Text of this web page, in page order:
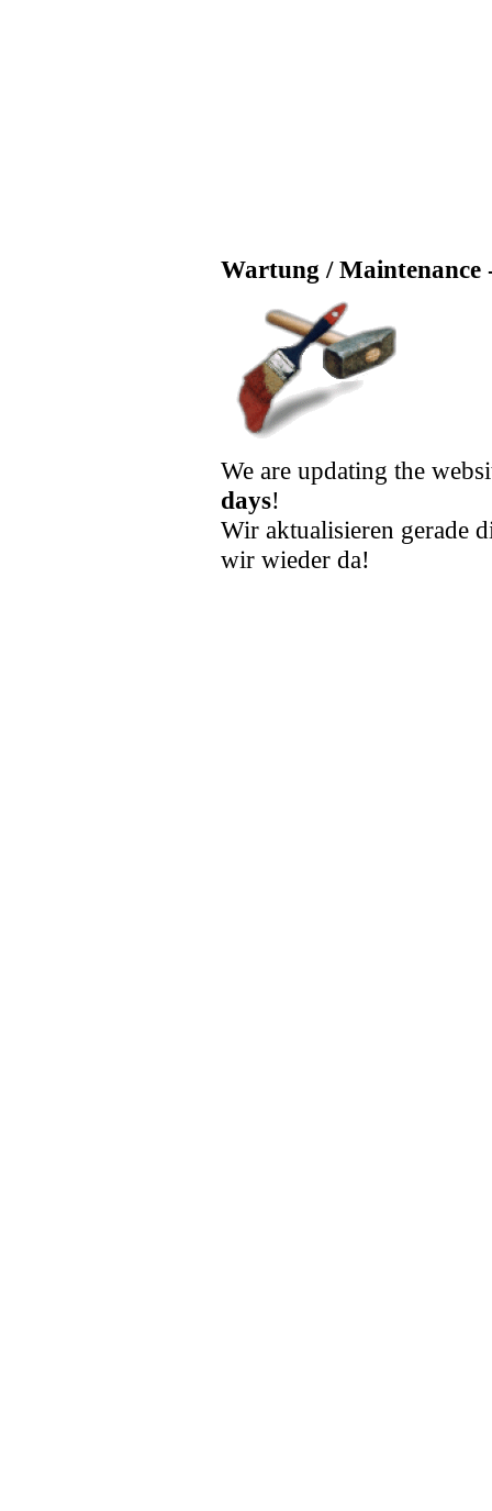
Wartung / Maintenance
We are updating the
days!
Wir aktualisieren gerade
wir wieder da!